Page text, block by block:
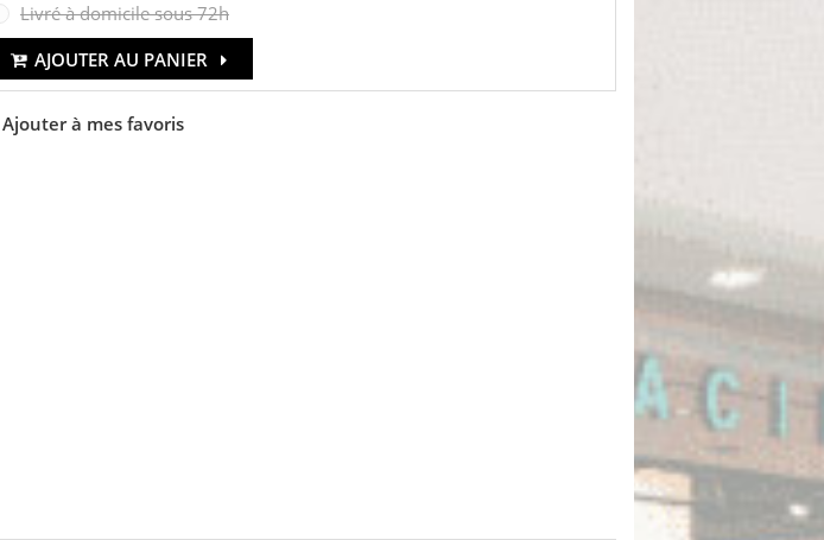
Livré à domicile sous 72h
AJOUTER AU PANIER
Ajouter à mes favoris